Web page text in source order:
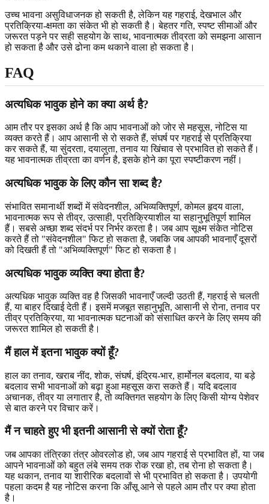
उच्च भावना असुविधाजनक हो सकती है, लेकिन यह गहराई, देखभाल और
प्रतिक्रिया-क्षमता का संकेत भी हो सकती है। बेहतर गति, स्पष्ट सीमाओं और
जरूरत पड़ने पर सही सहयोग के साथ, भावनात्मक तीव्रता को समझना आसान
हो सकता है और उसे ढोना कम थकाने वाला हो सकता है।
FAQ
अत्यधिक भावुक होने का क्या अर्थ है?
आम तौर पर इसका अर्थ है कि आप भावनाओं को जोर से महसूस, नोटिस या
व्यक्त करते हैं। आप आसानी से रो सकते हैं, संघर्ष पर गहराई से प्रतिक्रिया
कर सकते हैं, या सुंदरता, दयालुता, तनाव या खिंचाव से प्रभावित हो सकते हैं।
यह भावनात्मक तीव्रता का वर्णन है, इसके होने का पूरा स्पष्टीकरण नहीं।
अत्यधिक भावुक के लिए कौन सा शब्द है?
संभावित समानार्थी शब्दों में संवेदनशील, अभिव्यक्तिपूर्ण, कोमल हृदय वाला,
भावनात्मक रूप से तीव्र, उत्साही, प्रतिक्रियाशील या सहानुभूतिपूर्ण शामिल
हैं। सबसे अच्छा शब्द संदर्भ पर निर्भर करता है। जब आप सूक्ष्म संकेत नोटिस
करते हैं तो "संवेदनशील" फिट हो सकता है, जबकि जब आपकी भावनाएँ दूसरों
को दिखती हैं तो "अभिव्यक्तिपूर्ण" फिट हो सकता है।
अत्यधिक भावुक व्यक्ति क्या होता है?
अत्यधिक भावुक व्यक्ति वह है जिसकी भावनाएँ जल्दी उठती हैं, गहराई से चलती
हैं, या बाहर दिखाई देती हैं। इसमें मजबूत सहानुभूति, आसानी से रोना, तनाव पर
तीव्र प्रतिक्रिया, या भावनात्मक घटनाओं को संसाधित करने के लिए समय की
जरूरत शामिल हो सकती है।
मैं हाल में इतना भावुक क्यों हूँ?
हाल का तनाव, खराब नींद, शोक, संघर्ष, इंद्रिय-भार, हार्मोनल बदलाव, या बड़े
बदलाव सभी भावनाओं को बढ़ा हुआ महसूस करा सकते हैं। यदि बदलाव
अचानक, तीव्र या लगातार है, तो व्यक्तिगत सहयोग के लिए किसी योग्य पेशेवर
से बात करने पर विचार करें।
मैं न चाहते हुए भी इतनी आसानी से क्यों रोता हूँ?
जब आपका तंत्रिका तंत्र ओवरलोड हो, जब आप गहराई से प्रभावित हों, या जब
आपने भावनाओं को बहुत लंबे समय तक रोक रखा हो, तब रोना हो सकता है।
यह थकान, तनाव या शारीरिक बदलावों से भी प्रभावित हो सकता है। उपयोगी
पहला कदम है यह नोटिस करना कि आँसू आने से पहले आम तौर पर क्या होता
है।